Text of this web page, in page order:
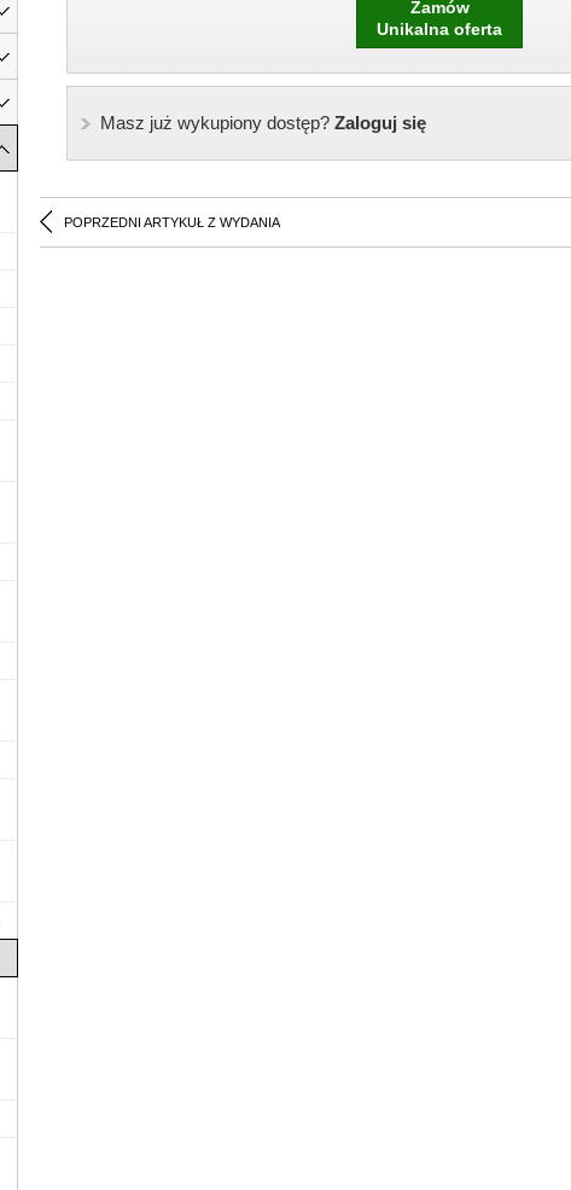
Zamów
Unikalna oferta
Masz już wykupiony dostęp?Zaloguj się
POPRZEDNI ARTYKUŁ Z WYDANIA